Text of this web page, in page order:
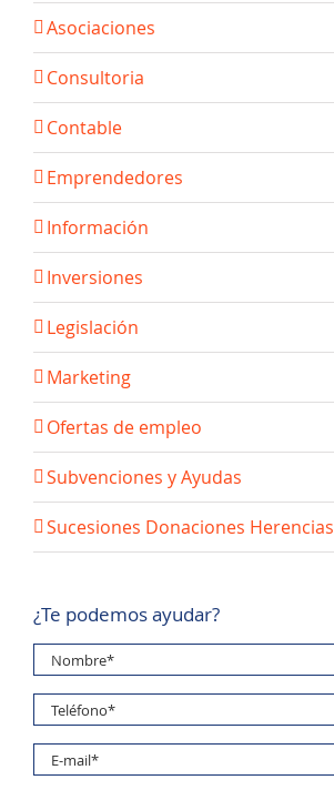
Asociaciones
Consultoria
Contable
Emprendedores
Información
Inversiones
Legislación
Marketing
Ofertas de empleo
Subvenciones y Ayudas
Sucesiones Donaciones Herencias
¿Te podemos ayudar?